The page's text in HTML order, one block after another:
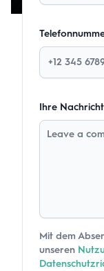
Ihre Nachricht
Mit dem
unseren